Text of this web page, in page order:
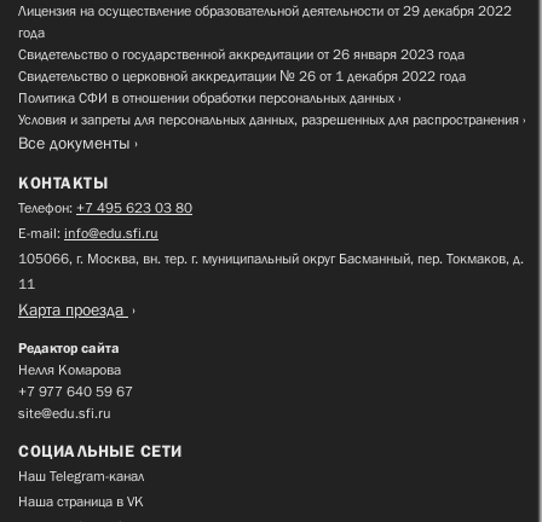
Лицензия на осуществление образовательной деятельности от 29 декабря 2022
года
Свидетельство о государственной аккредитации от 26 января 2023 года
Свидетельство о церковной аккредитации № 26 от 1 декабря 2022 года
Политика СФИ в отношении обработки персональных данных
Условия и запреты для персональных данных, разрешенных для распространения
Все документы
КОНТАКТЫ
Телефон: +7 495 623 03 80
E-mail: info@edu.sfi.ru
105066, г. Москва, вн. тер. г. муниципальный округ Басманный, пер. Токмаков, д.
11
Карта проезда
Редактор сайта
Нелля Комарова
+7 977 640 59 67
site@edu.sfi.ru
СОЦИАЛЬНЫЕ СЕТИ
Наш Telegram-канал
Наша страница в VK